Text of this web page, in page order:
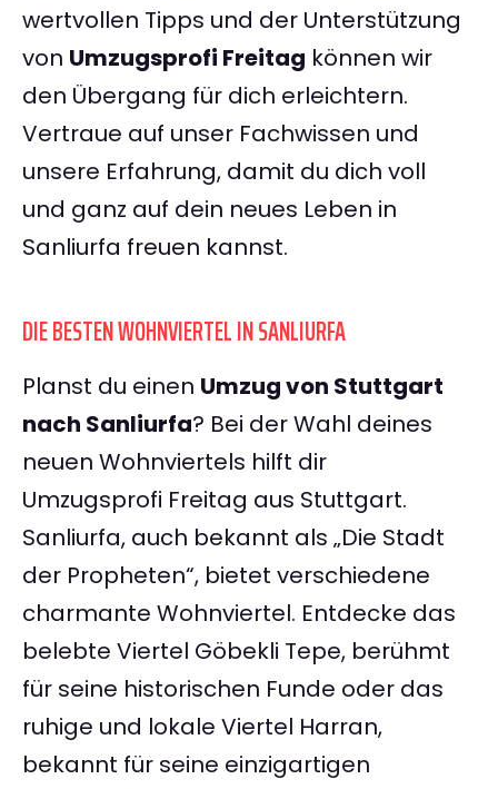
wertvollen Tipps und der Unterstützung
von Umzugsprofi Freitag können wir
den Übergang für dich erleichtern.
Vertraue auf unser Fachwissen und
unsere Erfahrung, damit du dich voll
und ganz auf dein neues Leben in
Sanliurfa freuen kannst.
DIE BESTEN WOHNVIERTEL IN SANLIURFA
Planst du einen Umzug von Stuttgart
nach Sanliurfa? Bei der Wahl deines
neuen Wohnviertels hilft dir
Umzugsprofi Freitag aus Stuttgart.
Sanliurfa, auch bekannt als „Die Stadt
der Propheten“, bietet verschiedene
charmante Wohnviertel. Entdecke das
belebte Viertel Göbekli Tepe, berühmt
für seine historischen Funde oder das
ruhige und lokale Viertel Harran,
bekannt für seine einzigartigen